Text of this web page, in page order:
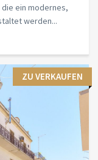
ein modernes,
werden...
ZU VERKAUFEN